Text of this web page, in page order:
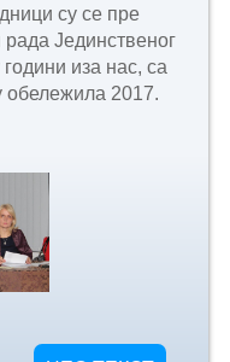
су се пре
Јединственог
иза нас, са
обележила 2017.